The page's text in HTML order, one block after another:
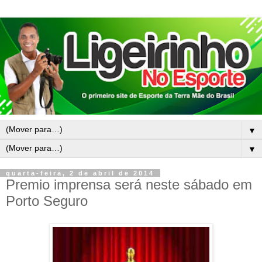
▼
▼
quarta-feira, 2 de abril de 2014
Premio imprensa será neste sábado em
Porto Seguro